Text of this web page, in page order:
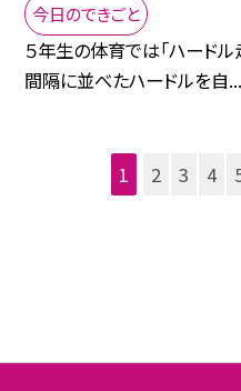
今日のできごと
５年生の体育では「ハード
間隔に並べたハードルを自...
1 2 3 4